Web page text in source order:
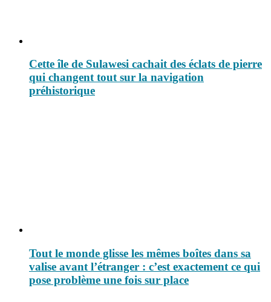
Cette île de Sulawesi cachait des éclats de pierre
qui changent tout sur la navigation
préhistorique
Tout le monde glisse les mêmes boîtes dans sa
valise avant l’étranger : c’est exactement ce qui
pose problème une fois sur place